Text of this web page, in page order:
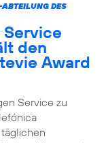
DES
den
Award
Service zu